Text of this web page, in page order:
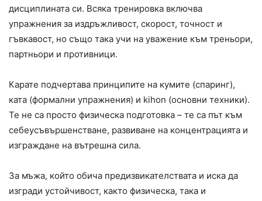
дисциплината си. Всяка тренировка включва
упражнения за издръжливост, скорост, точност и
гъвкавост, но също така учи на уважение към треньори,
партньори и противници.
Карате подчертава принципите на кумите (спаринг),
ката (формални упражнения) и kihon (основни техники).
Те не са просто физическа подготовка – те са път към
себеусъвършенстване, развиване на концентрацията и
изграждане на вътрешна сила.
За мъжа, който обича предизвикателствата и иска да
изгради устойчивост, както физическа, така и